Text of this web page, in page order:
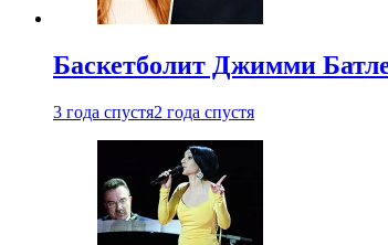
Баскетболит Джимми
3 года спустя2 года спустя